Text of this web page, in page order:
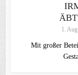
1.
Mit großer